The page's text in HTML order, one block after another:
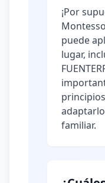
¡Por
puede
lugar,
familiar.